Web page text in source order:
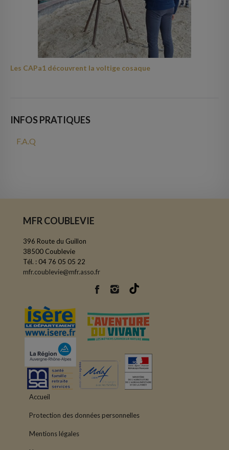
Les CAPa1 découvrent la voltige cosaque
INFOS PRATIQUES
F.A.Q
MFR COUBLEVIE
396 Route du Guillon
38500 Coublevie
Tél. : 04 76 05 05 22
mfr.coublevie@mfr.asso.fr
Accueil
Protection des données personnelles
Mentions légales